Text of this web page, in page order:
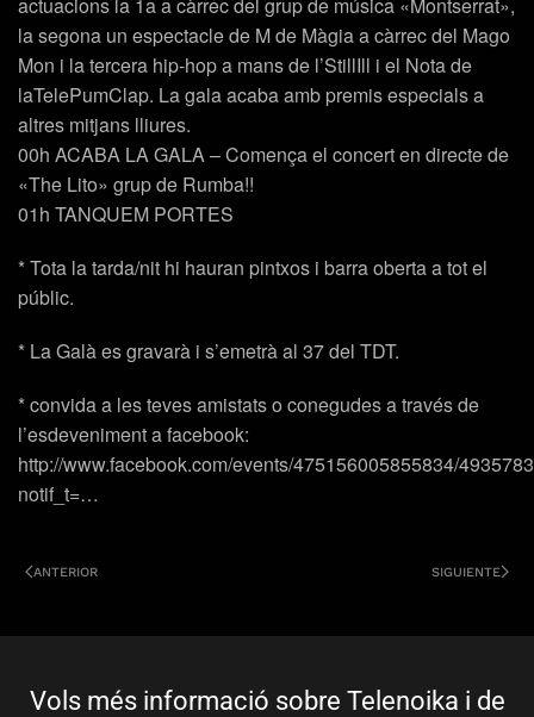
la segona un espectacle de M de Màgia a càrrec del Mago
Mon i la tercera hip-hop a mans de l’StillIll i el Nota de
laTelePumClap. La gala acaba amb premis especials a
altres mitjans lliures.
00h ACABA LA GALA – Comença el concert en directe de
«The Lito» grup de Rumba!!
01h TANQUEM PORTES
* Tota la tarda/nit hi hauran pintxos i barra oberta a tot el
públic.
* La Galà es gravarà i s’emetrà al 37 del TDT.
* convida a les teves amistats o conegudes a través de
l’esdeveniment a facebook:
http://www.facebook.com/events/475156005855834/
notif_t=…
ANTERIOR SIGUIENTE
Vols més informació sobre Telenoika i de